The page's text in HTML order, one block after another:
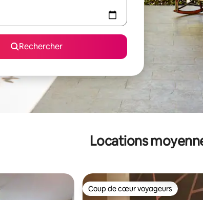
Rechercher
Locations
Coup de cœur voyageurs
Coup de cœur voyageurs